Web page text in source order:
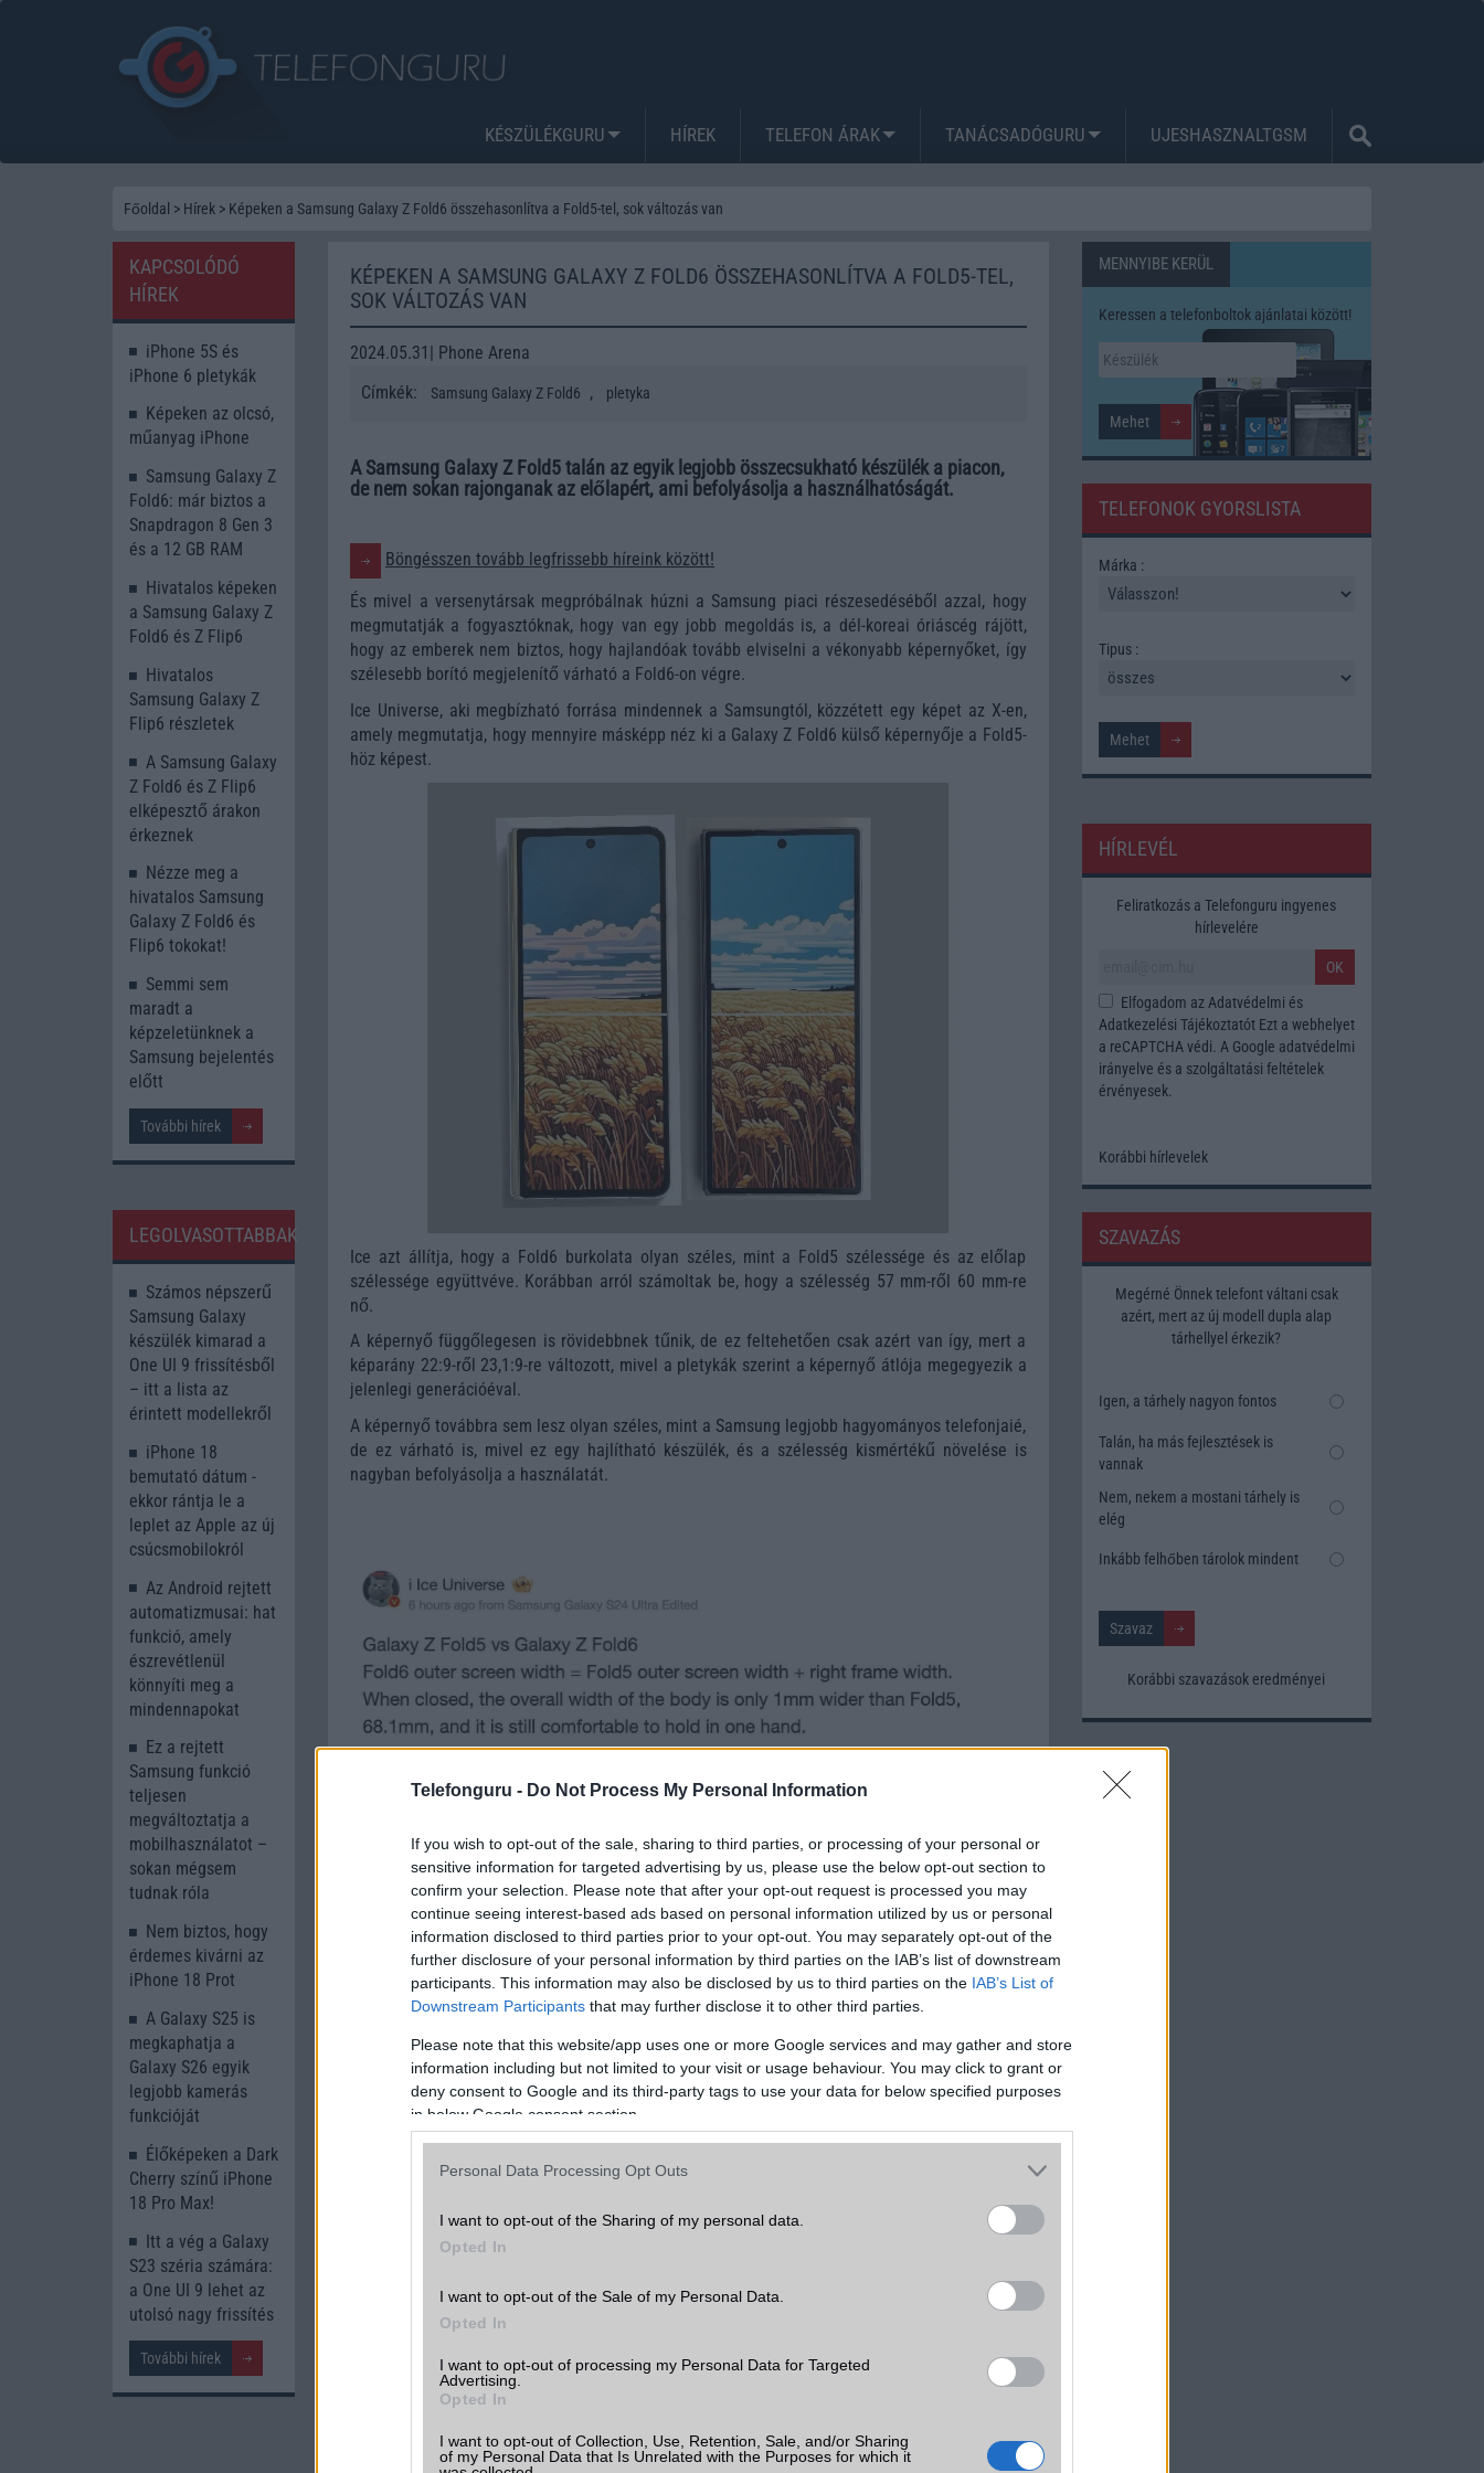
Telefonguru - Do Not Process My Personal Information
If you wish to opt-out of the sale, sharing to third parties, or processing of your personal or
sensitive information for targeted advertising by us, please use the below opt-out section to
confirm your selection. Please note that after your opt-out request is processed you may
continue seeing interest-based ads based on personal information utilized by us or personal
information disclosed to third parties prior to your opt-out. You may separately opt-out of the
further disclosure of your personal information by third parties on the IAB’s list of downstream
participants. This information may also be disclosed by us to third parties on the IAB’s List of
Downstream Participants that may further disclose it to other third parties.
Please note that this website/app uses one or more Google services and may gather and store
information including but not limited to your visit or usage behaviour. You may click to grant or
deny consent to Google and its third-party tags to use your data for below specified purposes
in below Google consent section.
Personal Data Processing Opt Outs
I want to opt-out of the Sharing of my personal data.
Opted In
I want to opt-out of the Sale of my Personal Data.
Opted In
I want to opt-out of processing my Personal Data for Targeted
Advertising.
Opted In
I want to opt-out of Collection, Use, Retention, Sale, and/or Sharing
of my Personal Data that Is Unrelated with the Purposes for which it
KÉSZÜLÉKGURU HÍREK TELEFON ÁRAK TANÁCSADÓGURU UJESHASZNALTGSM
Főoldal > Hírek > Képeken a Samsung Galaxy Z Fold6 összehasonlítva a Fold5-tel, sok változás van
KÉPEKEN A SAMSUNG GALAXY Z FOLD6 ÖSSZEHASONLÍTVA A FOLD5-TEL,
SOK VÁLTOZÁS VAN
2024.05.31| Phone Arena
Címkék:
Samsung Galaxy Z Fold6 , pletyka
A Samsung Galaxy Z Fold5 talán az egyik legjobb összecsukható készülék a piacon,
de nem sokan rajonganak az előlapért, ami befolyásolja a használhatóságát.
Böngésszen tovább legfrissebb híreink között!
És mivel a versenytársak megpróbálnak húzni a Samsung piaci részesedéséből azzal, hogy
megmutatják a fogyasztóknak, hogy van egy jobb megoldás is, a dél-koreai óriáscég rájött,
hogy az emberek nem biztos, hogy hajlandóak tovább elviselni a vékonyabb képernyőket, így
szélesebb borító megjelenítő várható a Fold6-on végre.
Ice Universe, aki megbízható forrása mindennek a Samsungtól, közzétett egy képet az X-en,
amely megmutatja, hogy mennyire másképp néz ki a Galaxy Z Fold6 külső képernyője a Fold5-
höz képest.
Ice azt állítja, hogy a Fold6 burkolata olyan széles, mint a Fold5 szélessége és az előlap
szélessége együttvéve. Korábban arról számoltak be, hogy a szélesség 57 mm-ről 60 mm-re
nő.
A képernyő függőlegesen is rövidebbnek tűnik, de ez feltehetően csak azért van így, mert a
képarány 22:9-ről 23,1:9-re változott, mivel a pletykák szerint a képernyő átlója megegyezik a
jelenlegi generációéval.
A képernyő továbbra sem lesz olyan széles, mint a Samsung legjobb hagyományos telefonjaié,
de ez várható is, mivel ez egy hajlítható készülék, és a szélesség kismértékű növelése is
nagyban befolyásolja a használatát.
A telefon zsanérja is vékonyabbnak tűninek, és a kínai Weibo közösségi média platformon Ice
megjegyzi, hogy zárt állapotban a telefon teste mindössze 1 mm-rel szélesebb, mint a 68,1
Ez azt jelenti, hogy a Samsungnak sikerült szélesebbé tennie a telefon képernyőjét anélkül,
hogy a váz szélességét ennek megfelelően növelte volna, így olyan kényelmes lesz a kézben
tartani, mint a Fold5-öt.
KAPCSOLÓDÓ
HÍREK
iPhone 5S és
iPhone 6 pletykák
Képeken az olcsó,
műanyag iPhone
Samsung Galaxy Z
Fold6: már biztos a
Snapdragon 8 Gen 3
és a 12 GB RAM
Hivatalos képeken
a Samsung Galaxy Z
Fold6 és Z Flip6
Hivatalos
Samsung Galaxy Z
Flip6 részletek
A Samsung Galaxy
Z Fold6 és Z Flip6
elképesztő árakon
érkeznek
Nézze meg a
hivatalos Samsung
Galaxy Z Fold6 és
Flip6 tokokat!
Semmi sem
maradt a
képzeletünknek a
Samsung bejelentés
előtt
További hírek
LEGOLVASOTTABBAK
Számos népszerű
Samsung Galaxy
készülék kimarad a
One UI 9 frissítésből
– itt a lista az
érintett modellekről
iPhone 18
bemutató dátum -
ekkor rántja le a
leplet az Apple az új
csúcsmobilokról
Az Android rejtett
automatizmusai: hat
funkció, amely
észrevétlenül
könnyíti meg a
mindennapokat
Ez a rejtett
Samsung funkció
teljesen
megváltoztatja a
mobilhasználatot –
sokan mégsem
tudnak róla
Nem biztos, hogy
érdemes kivárni az
iPhone 18 Prot
A Galaxy S25 is
megkaphatja a
Galaxy S26 egyik
legjobb kamerás
funkcióját
Élőképeken a Dark
Cherry színű iPhone
18 Pro Max!
Itt a vég a Galaxy
S23 széria számára:
a One UI 9 lehet az
utolsó nagy frissítés
További hírek
MENNYIBE KERÜL
Keressen a telefonboltok ajánlatai között!
TELEFONOK GYORSLISTA
Márka :
Tipus :
HÍRLEVÉL
Feliratkozás a Telefonguru ingyenes
hírlevelére
OK
Elfogadom az Adatvédelmi és
Adatkezelési TájékoztatótEzt a webhelyet
a reCAPTCHA védi. A Google adatvédelmi
irányelve és a szolgáltatási feltételek
érvényesek.
Korábbi hírlevelek
SZAVAZÁS
Megérné Önnek telefont váltani csak
azért, mert az új modell dupla alap
tárhellyel érkezik?
Igen, a tárhely nagyon fontos
Talán, ha más fejlesztések is
vannak
Nem, nekem a mostani tárhely is
elég
Inkább felhőben tárolok mindent
Korábbi szavazások eredményei